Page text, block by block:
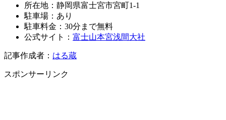
所在地：静岡県富士宮市宮町1-1
駐車場：あり
駐車料金：30分まで無料
公式サイト： 富士山本宮浅間大社
記事作成者： はる蔵
スポンサーリンク